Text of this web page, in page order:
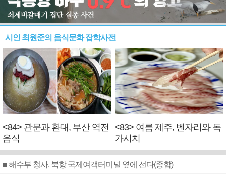
시인 최원준의 음식문화 잡학사전
<84> 관문과 환대, 부산 역전
음식
<83> 여름 제주, 벤자리와 독
가시치
■ 해수부 청사, 북항 국제여객터미널 옆에 선다(종합)